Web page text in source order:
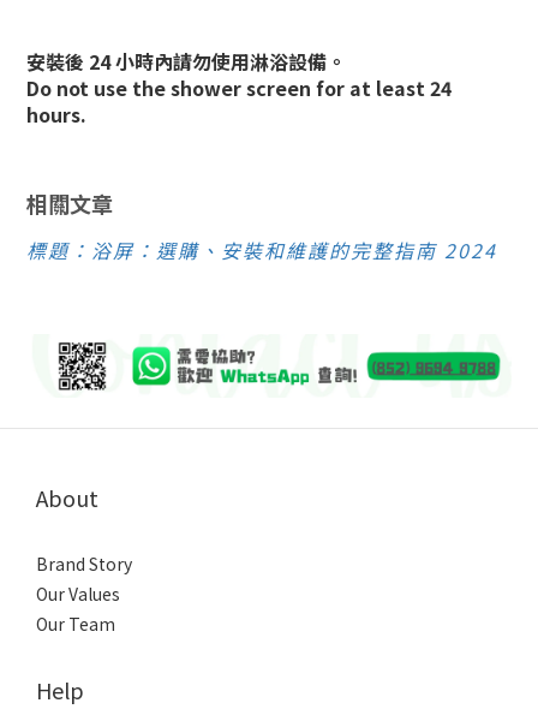
安裝後 24 小時內請勿使用淋浴設備。
Do not use the shower screen for at least 24
hours.
相關文章
標題：浴屏：選購、安裝和維護的完整指南 2024
About
Brand Story
Our Values
Our Team
Help